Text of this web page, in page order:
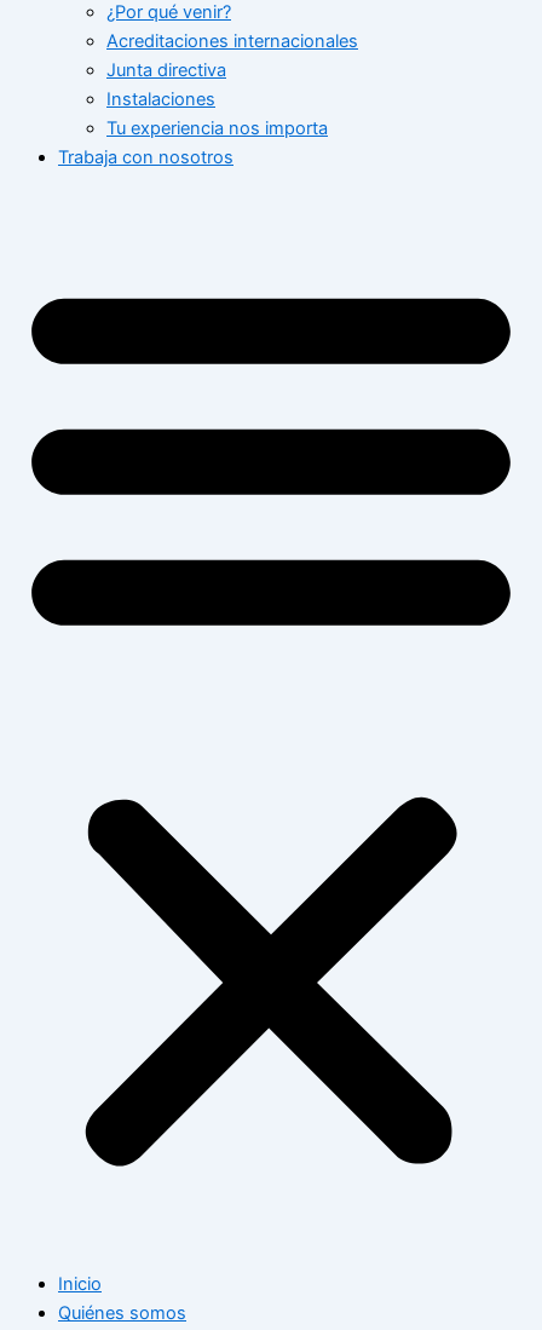
¿Por qué venir?
Acreditaciones internacionales
Junta directiva
Instalaciones
Tu experiencia nos importa
Trabaja con nosotros
Inicio
Quiénes somos